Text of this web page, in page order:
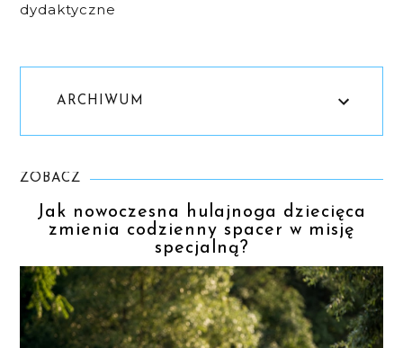
dydaktyczne
ARCHIWUM
ZOBACZ
Jak nowoczesna hulajnoga dziecięca
zmienia codzienny spacer w misję
specjalną?